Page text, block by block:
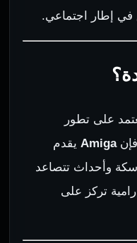
في إطار اجتماعي.
على تطور
فإنAmiga يقدم
وأحداث تتصاعد
تركز على